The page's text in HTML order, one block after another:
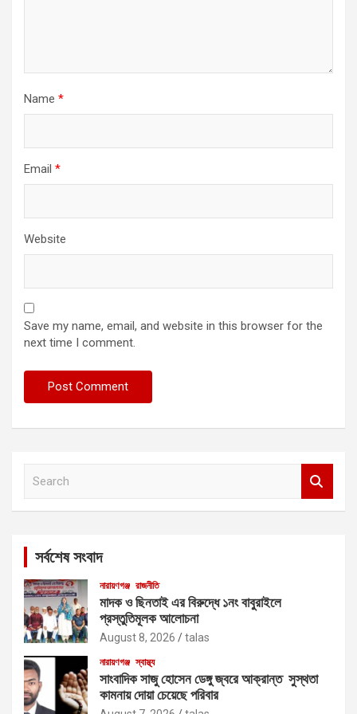
Name *
Email *
Website
Save my name, email, and website in this browser for the
next time I comment.
সর্বশেষ সংবাদ
নারায়ণগঞ্জ রাজনীতি
মাদক ও ছিনতাই এর বিরুদ্ধে ১নং বাবুরাইলে
প্রস্তুতিমূলক আলোচনা
August 8, 2026 talas
নারায়ণগঞ্জ স্বাস্থ্য
সাংবাদিক সাজু হোসেন ডেঙ্গু জ্বরে আক্রান্ত সুস্থতা
কামনায় দোয়া চেয়েছে পরিবার